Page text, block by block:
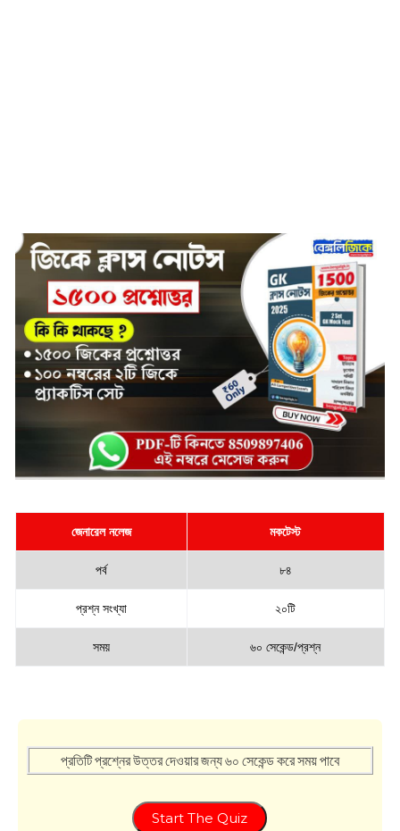
জেনারেল নলেজ মকটেস্ট
পর্ব ৮৪
প্রশ্ন সংখ্যা ২০টি
সময় ৬০ সেকেন্ড/প্রশ্ন
প্রতিটি প্রশ্নের উত্তর দেওয়ার জন্য ৬০ সেকেন্ড করে সময় পাবে
Start The Quiz